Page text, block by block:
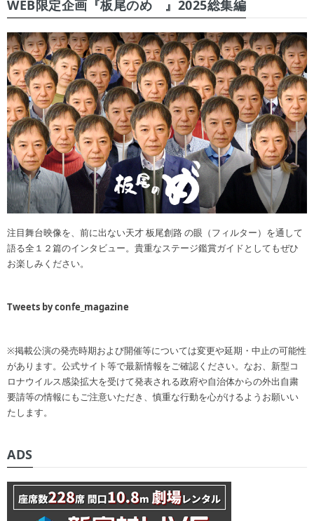
WEB限定企画『板尾のめ゙』2025総集編
注目舞台映像を、前に出ない天才 板尾創路 の眼（フィルター）を通して
語る全１２篇のインタビュー。貴重なステージ鑑賞ガイドとしてもぜひ
お楽しみください。
Tweets by confe_magazine
※掲載公演の発売時期および開催等については変更や延期・中止の可能性
があります。公式サイト等で最新情報をご確認ください。なお、新型コ
ロナウイルス感染拡大を受けて発表される政府や自治体からの外出自粛
要請等の情報にもご注意いただき、慎重な行動を心がけるようお願いい
たします。
ADS